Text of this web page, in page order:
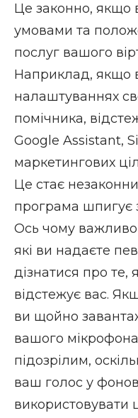
Це законно, якщо
умовами та
послуг вашого
Наприклад, якщо
налаштуваннях
помічника,
Google Assistant,
маркетингових
Це стає
програма шпигує
Ось чому
які ви надаєте
дізнатися про
відстежує вас.
ви щойно
вашого
підозрілим,
ваш голос у